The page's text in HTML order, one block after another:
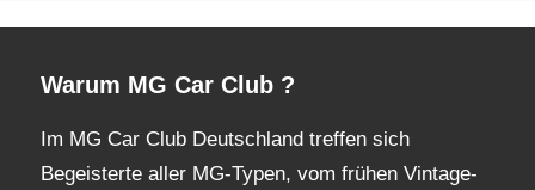
Warum MG Car Club ?
Im MG Car Club Deutschland treffen sich
Begeisterte aller MG-Typen, vom frühen Vintage-